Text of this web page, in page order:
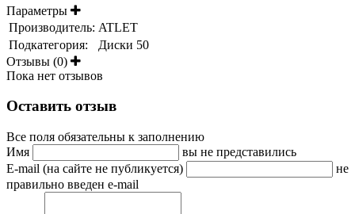
Параметры
Производитель: ATLET
Подкатегория:
Диски 50
Отзывы (0)
Пока нет отзывов
Оставить отзыв
Все поля обязательны к заполнению
Имя
вы не представились
E-mail (на сайте не публикуется)
не
правильно введен e-mail